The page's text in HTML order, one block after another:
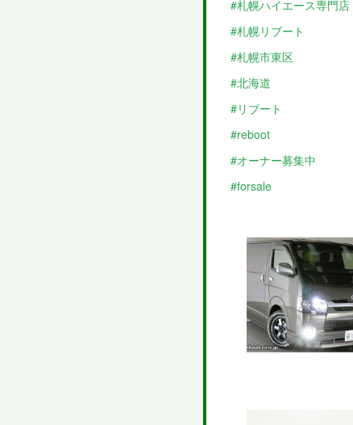
#札幌ハイエース専門店
#札幌リブート
#札幌市東区
#北海道
#リブート
#reboot
#オーナー募集中
#forsale